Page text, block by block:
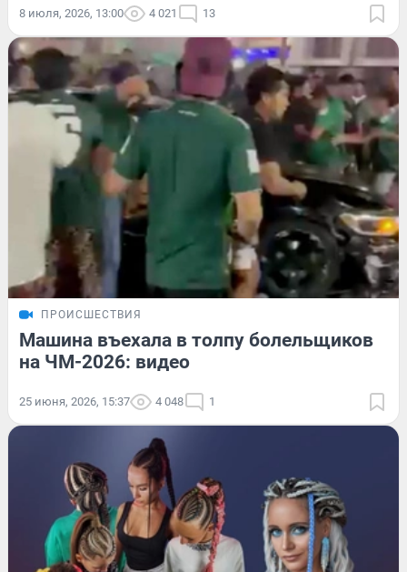
8 июля, 2026, 13:00 4 021 13
ПРОИСШЕСТВИЯ
Машина въехала в толпу болельщиков
на ЧМ-2026: видео
25 июня, 2026, 15:37 4 048 1